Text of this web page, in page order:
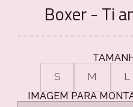
Boxer - Ti
S M L
IMAGEM PARA